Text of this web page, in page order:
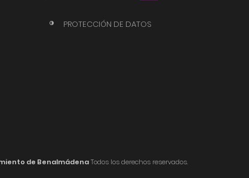
PROTECCIÓN DE DATOS
de BenalmádenaTodos los derechos reservados.